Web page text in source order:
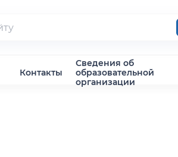
Контакты
Сведения об
образовательной
организации